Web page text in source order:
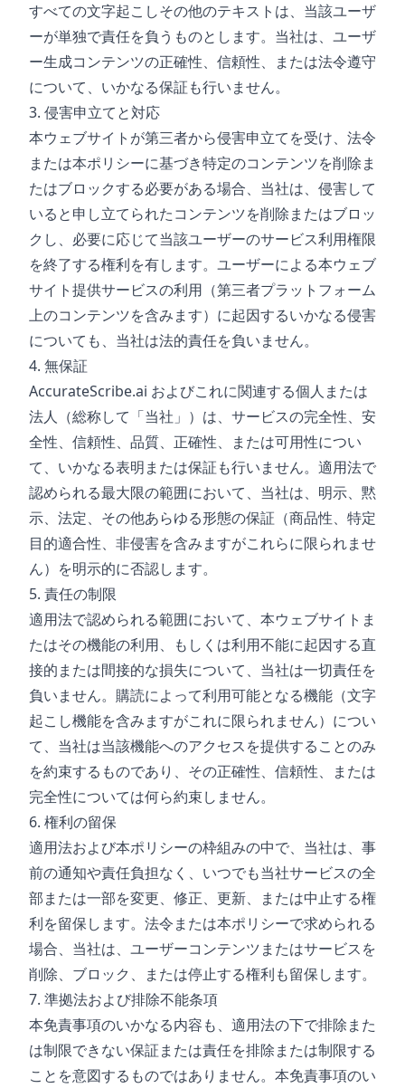
すべての文字起こしその他のテキストは、当該ユーザ
ーが単独で責任を負うものとします。当社は、ユーザ
ー生成コンテンツの正確性、信頼性、または法令遵守
について、いかなる保証も行いません。
3. 侵害申立てと対応
本ウェブサイトが第三者から侵害申立てを受け、法令
または本ポリシーに基づき特定のコンテンツを削除ま
たはブロックする必要がある場合、当社は、侵害して
いると申し立てられたコンテンツを削除またはブロッ
クし、必要に応じて当該ユーザーのサービス利用権限
を終了する権利を有します。ユーザーによる本ウェブ
サイト提供サービスの利用（第三者プラットフォーム
上のコンテンツを含みます）に起因するいかなる侵害
についても、当社は法的責任を負いません。
4. 無保証
AccurateScribe.ai およびこれに関連する個人または
法人（総称して「当社」）は、サービスの完全性、安
全性、信頼性、品質、正確性、または可用性につい
て、いかなる表明または保証も行いません。適用法で
認められる最大限の範囲において、当社は、明示、黙
示、法定、その他あらゆる形態の保証（商品性、特定
目的適合性、非侵害を含みますがこれらに限られませ
ん）を明示的に否認します。
5. 責任の制限
適用法で認められる範囲において、本ウェブサイトま
たはその機能の利用、もしくは利用不能に起因する直
接的または間接的な損失について、当社は一切責任を
負いません。購読によって利用可能となる機能（文字
起こし機能を含みますがこれに限られません）につい
て、当社は当該機能へのアクセスを提供することのみ
を約束するものであり、その正確性、信頼性、または
完全性については何ら約束しません。
6. 権利の留保
適用法および本ポリシーの枠組みの中で、当社は、事
前の通知や責任負担なく、いつでも当社サービスの全
部または一部を変更、修正、更新、または中止する権
利を留保します。法令または本ポリシーで求められる
場合、当社は、ユーザーコンテンツまたはサービスを
削除、ブロック、または停止する権利も留保します。
7. 準拠法および排除不能条項
本免責事項のいかなる内容も、適用法の下で排除また
は制限できない保証または責任を排除または制限する
ことを意図するものではありません。本免責事項のい